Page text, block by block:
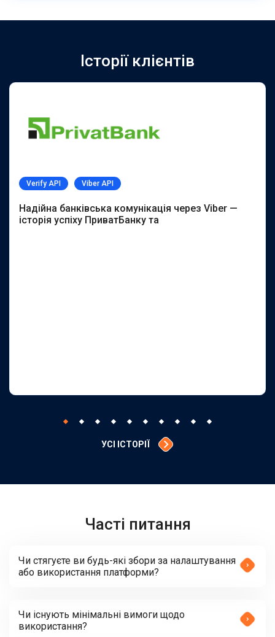
Історії клієнтів
Verify API Viber API
Надійна банківська комунікація через Viber —
історія успіху ПриватБанку та
УСІ ІСТОРІЇ
Часті питання
Чи стягуєте ви будь-які збори за налаштування
або використання платформи?
Чи існують мінімальні вимоги щодо
використання?